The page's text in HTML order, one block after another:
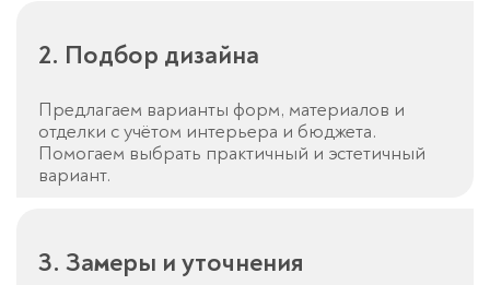
2. Подбор дизайна
Предлагаем варианты форм, материалов и
отделки с учётом интерьера и бюджета.
Помогаем выбрать практичный и эстетичный
вариант.
3. Замеры и уточнения